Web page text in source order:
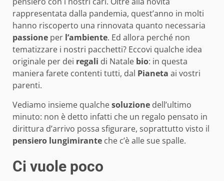
rappresentata dalla pandemia, quest’anno in molti
hanno riscoperto una rinnovata quanto necessaria
passione per l’ambiente. Ed allora perché non
tematizzare i nostri pacchetti? Eccovi qualche idea
originale per dei regali di Natale bio: in questa
maniera farete contenti tutti, dal Pianeta ai vostri
parenti.
Vediamo insieme qualchesoluzione dell’ultimo
minuto: non è detto infatti che un regalo pensato in
dirittura d’arrivo possa sfigurare, soprattutto visto il
pensiero lungimirante che c’è alle sue spalle.
Ci vuole poco